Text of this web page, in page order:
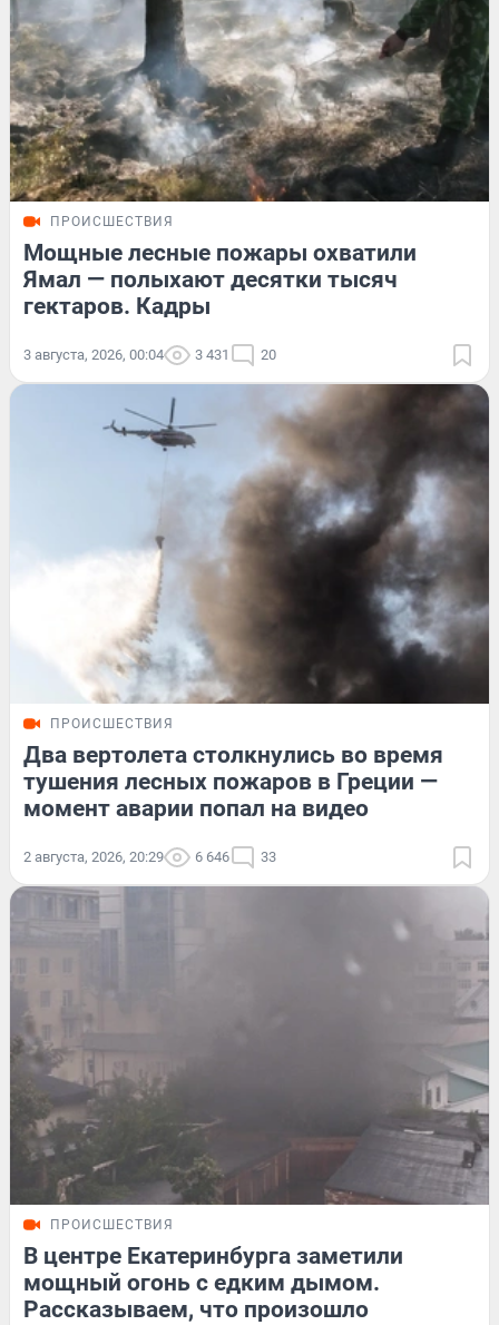
ПРОИСШЕСТВИЯ
Мощные лесные пожары охватили
Ямал — полыхают десятки тысяч
гектаров. Кадры
3 августа, 2026, 00:04 3 431 20
ПРОИСШЕСТВИЯ
Два вертолета столкнулись во время
тушения лесных пожаров в Греции —
момент аварии попал на видео
2 августа, 2026, 20:29 6 646 33
ПРОИСШЕСТВИЯ
В центре Екатеринбурга заметили
мощный огонь с едким дымом.
Рассказываем, что произошло